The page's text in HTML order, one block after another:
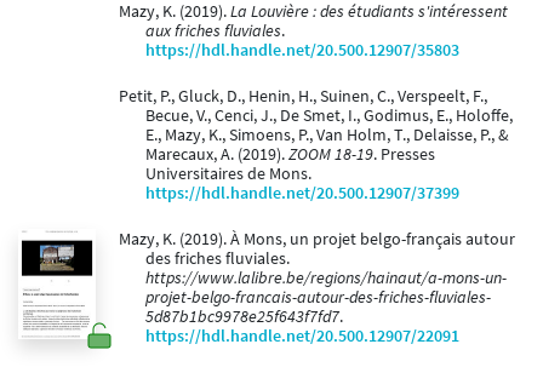
Mazy, K. (2019).La Louvière : des étudiants s'intéressent
aux friches fluviales.
https://hdl.handle.net/20.500.12907/35803
Petit, P., Gluck, D., Henin, H., Suinen, C., Verspeelt, F.,
Becue, V., Cenci, J., De Smet, I., Godimus, E., Holoffe,
E., Mazy, K., Simoens, P., Van Holm, T., Delaisse, P., &
Marecaux, A. (2019).ZOOM 18-19. Presses
Universitaires de Mons.
https://hdl.handle.net/20.500.12907/37399
Mazy, K. (2019). À Mons, un projet belgo-français autour
des friches fluviales.
https://www.lalibre.be/regions/hainaut/a-mons-un-
projet-belgo-francais-autour-des-friches-fluviales-
5d87b1bc9978e25f643f7fd7.
https://hdl.handle.net/20.500.12907/22091